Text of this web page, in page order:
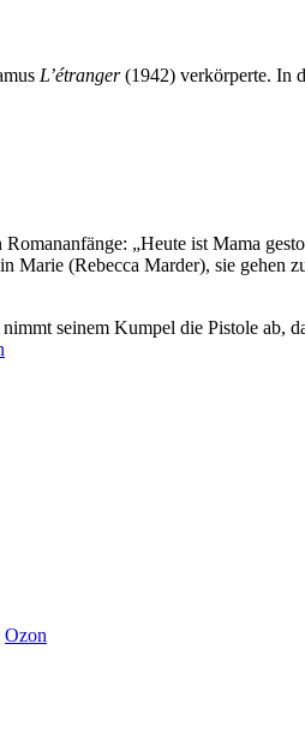
L’étranger(1942) verkörperte. In
„Heute ist Mama
(Rebecca Marder), sie gehen
seinem Kumpel die Pistole ab,
Ozon